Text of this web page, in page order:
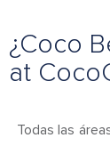
¿Coco
at
Todas las